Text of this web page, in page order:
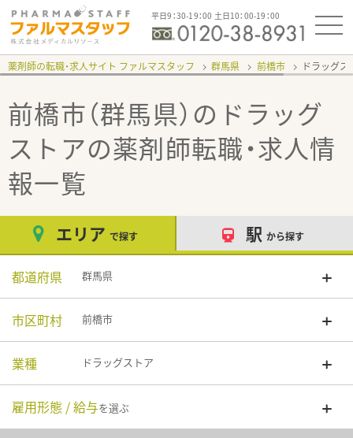
平日9：30-19：00 土日10：00-19：00
薬剤師の転職・求人サイト ファルマスタッフ 群馬県 前橋市 ドラッグ
前橋市（群馬県）のドラッグ
ストアの薬剤師転職・求人情
報一覧
エリア で探す 駅 から探す
都道府県 群馬県
市区町村 前橋市
業種 ドラッグストア
雇用形態 / 給与を選ぶ